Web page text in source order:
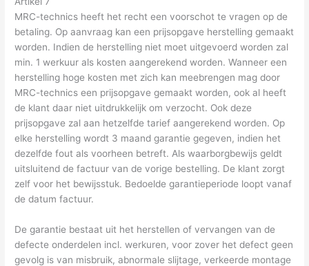
MRC-technics heeft het recht een voorschot te vragen op de
betaling. Op aanvraag kan een prijsopgave herstelling gemaakt
worden. Indien de herstelling niet moet uitgevoerd worden zal
min. 1 werkuur als kosten aangerekend worden. Wanneer een
herstelling hoge kosten met zich kan meebrengen mag door
MRC-technics een prijsopgave gemaakt worden, ook al heeft
de klant daar niet uitdrukkelijk om verzocht. Ook deze
prijsopgave zal aan hetzelfde tarief aangerekend worden. Op
elke herstelling wordt 3 maand garantie gegeven, indien het
dezelfde fout als voorheen betreft. Als waarborgbewijs geldt
uitsluitend de factuur van de vorige bestelling. De klant zorgt
zelf voor het bewijsstuk. Bedoelde garantieperiode loopt vanaf
de datum factuur.
De garantie bestaat uit het herstellen of vervangen van de
defecte onderdelen incl. werkuren, voor zover het defect geen
gevolg is van misbruik, abnormale slijtage, verkeerde montage